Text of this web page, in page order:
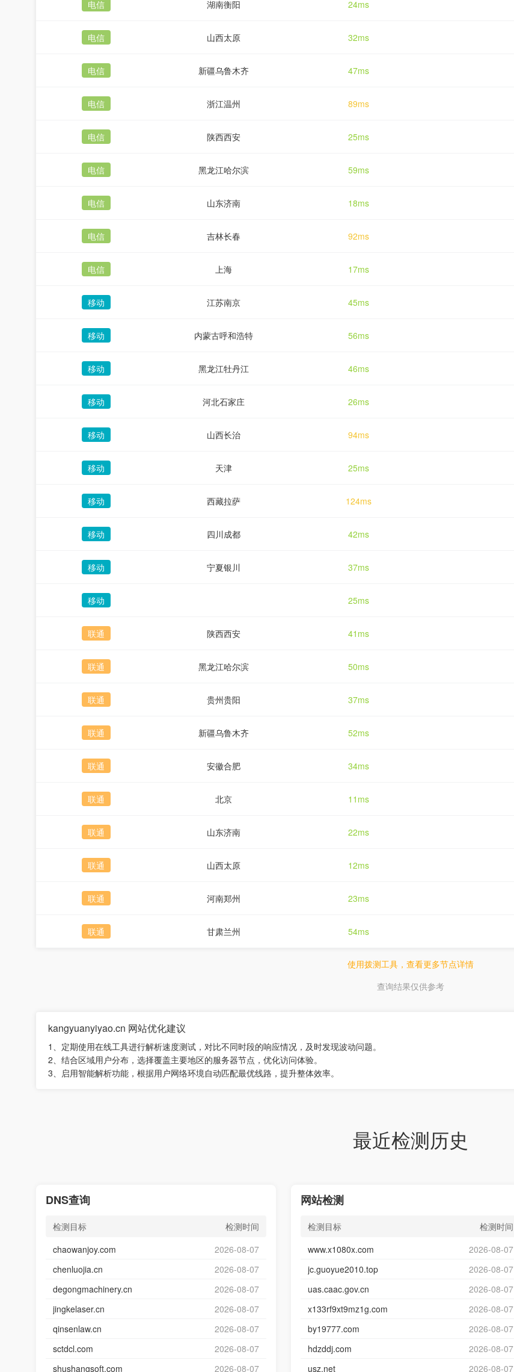
电信 湖南衡阳 24ms
电信 山西太原 32ms
电信 新疆乌鲁木齐 47ms
电信 浙江温州 89ms
电信 陕西西安 25ms
电信 黑龙江哈尔滨 59ms
电信 山东济南 18ms
电信 吉林长春 92ms
电信 上海 17ms
移动 江苏南京 45ms
移动 内蒙古呼和浩特 56ms
移动 黑龙江牡丹江 46ms
移动 河北石家庄 26ms
移动 山西长治 94ms
移动 天津 25ms
移动 西藏拉萨 124ms
移动 四川成都 42ms
移动 宁夏银川 37ms
移动 25ms
联通 陕西西安 41ms
联通 黑龙江哈尔滨 50ms
联通 贵州贵阳 37ms
联通 新疆乌鲁木齐 52ms
联通 安徽合肥 34ms
联通 北京 11ms
联通 山东济南 22ms
联通 山西太原 12ms
联通 河南郑州 23ms
联通 甘肃兰州 54ms
使用拨测工具，查看更多节点详情
查询结果仅供参考
kangyuanyiyao.cn 网站优化建议
1、定期使用在线工具进行解析速度测试，对比不同时段的响应情况，及时发现波动问题。
2、结合区域用户分布，选择覆盖主要地区的服务器节点，优化访问体验。
3、启用智能解析功能，根据用户网络环境自动匹配最优线路，提升整体效率。
最近检测历史
DNS查询
检测目标
检测时间
chaowanjoy.com
2026-08-07
chenluojia.cn
2026-08-07
degongmachinery.cn
2026-08-07
jingkelaser.cn
2026-08-07
qinsenlaw.cn
2026-08-07
sctdcl.com
2026-08-07
shushangsoft.com
2026-08-07
网站检测
检测目标
检测时间
www.x1080x.com
2026-08-07
jc.guoyue2010.top
2026-08-07
uas.caac.gov.cn
2026-08-07
x133rf9xt9mz1g.com
2026-08-07
by19777.com
2026-08-07
hdzddj.com
2026-08-07
usz.net
2026-08-07